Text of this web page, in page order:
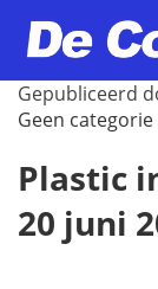
Gepubliceerd
Geen categorie
Plastic
20 juni